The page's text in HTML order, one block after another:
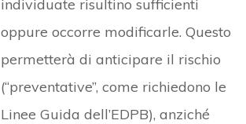
individuate risultino sufficienti
oppure occorre modificarle. Questo
permetterà di anticipare il rischio
(“preventative”, come richiedono le
Linee Guida dell’EDPB), anziché